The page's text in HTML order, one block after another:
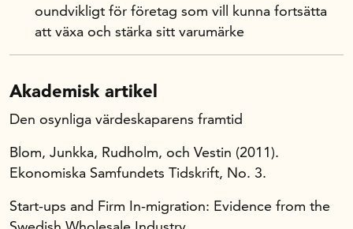
oundvikligt för företag som vill kunna fortsätta
att växa och stärka sitt varumärke
Akademisk artikel
Den osynliga värdeskaparens framtid
Blom, Junkka, Rudholm, och Vestin (2011).
Ekonomiska Samfundets Tidskrift, No. 3.
Start-ups and Firm In-migration: Evidence from the